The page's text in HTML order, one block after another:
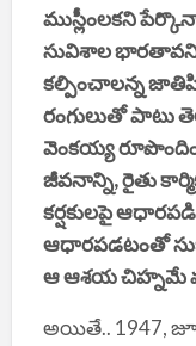
ముస్లీంలకని
సువిశాల
కల్పించాలన్న
రంగులుతో పాటు
వెంకయ్య
జీవనాన్ని, రైతు
కర్షకులపై
ఆధారపడటంతో
ఆ ఆశయ చిహ్నమే
అయితే.. 1947,